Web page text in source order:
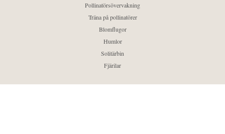
Pollinatörsövervakning
Träna på pollinatörer
Blomflugor
Humlor
Solitärbin
Fjärilar